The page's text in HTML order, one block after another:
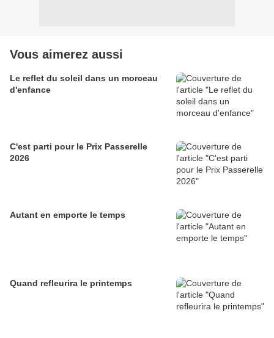
Vous aimerez aussi
Le reflet du soleil dans un morceau
d'enfance
C'est parti pour le Prix Passerelle
2026
Autant en emporte le temps
Quand refleurira le printemps